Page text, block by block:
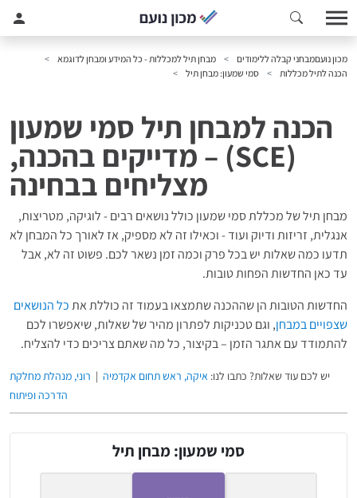
מכון נועםמבחני קבלה ללימודים
מבחן תיל למכללות - כל המידע ומבחן לדוגמא
הכנה לתיל מכללות
סמי שמעון: מבחן תיל
הכנה למבחן תיל סמי שמעון
(SCE) – מדייקים בהכנה,
מצליחים בבחינה
מבחן תיל של מכללת סמי שמעון כולל נושאים רבים - לוגיקה, מטריצות,
אנגלית, זריזות ודיוק ועוד - וכאילו זה לא מספיק, אז לאורך כל המבחן לא
תדעו כמה שאלות יש בכל פרק וכמה זמן נשאר לכם. פשוט זה לא, אבל
עד כאן החדשות הפחות טובות.
החדשות הטובות הן שההכנה שתמצאו בעמוד זה כוללת אתכל הנושאים
שצפויים במבחן, וגם טכניקות לפתרון מהיר של שאלות, שיאפשרו לכם
להתמודד עם אתגר הזמן – בקיצור, כל מה שאתם צריכים כדי להצליח.
יש לכם עוד שאלות? כתבו לנו: איקה, ראש תחום אקדמיה | רוני, מנהלת מחלקת
הדרכה ופיתוח
סמי שמעון: מבחן תיל